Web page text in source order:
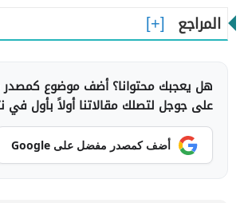
المراجع
هل يعجبك محتوانا؟ أضف موضوع
على جوجل لتصلك مقالاتنا أولاً بأول في
أضف كمصدر مفضل على Google